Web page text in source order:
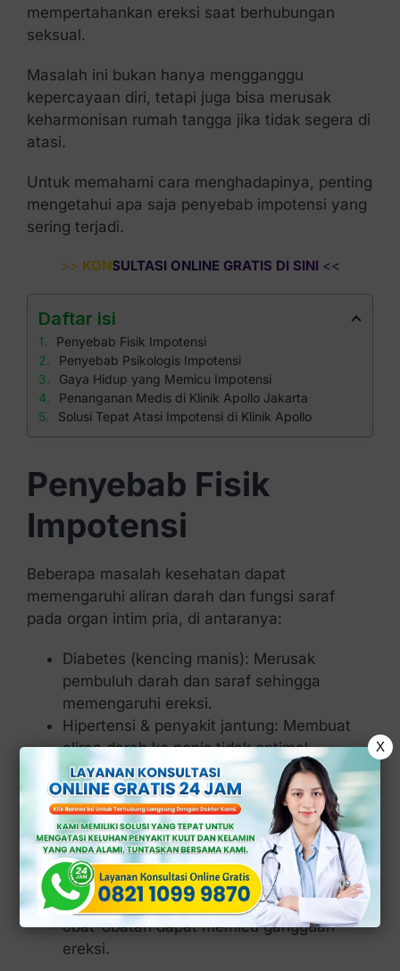
mempertahankan ereksi saat berhubungan
seksual.
Masalah ini bukan hanya mengganggu
kepercayaan diri, tetapi juga bisa merusak
keharmonisan rumah tangga jika tidak segera di
atasi.
Untuk memahami cara menghadapinya, penting
mengetahui apa saja penyebab impotensi yang
sering terjadi.
>> KONSULTASI ONLINE GRATIS DI SINI <<
Daftar isi
Penyebab Fisik Impotensi
Penyebab Psikologis Impotensi
Gaya Hidup yang Memicu Impotensi
Penanganan Medis di Klinik Apollo Jakarta
Solusi Tepat Atasi Impotensi di Klinik Apollo
Penyebab Fisik
Impotensi
Beberapa masalah kesehatan dapat
memengaruhi aliran darah dan fungsi saraf
pada organ intim pria, di antaranya:
Diabetes (kencing manis): Merusak
pembuluh darah dan saraf sehingga
memengaruhi ereksi.
Hipertensi & penyakit jantung: Membuat
aliran darah ke penis tidak optimal.
Kadar kolesterol tinggi: Menyumbat
pembuluh darah sehingga ereksi
terganggu.
Obesitas (kegemukan): Berat badan
berlebih sering di kaitkan dengan
penurunan hormon testosteron.
Efek samping obat-obatan: Beberapa jenis
obat-obatan dapat memicu gangguan
ereksi.
X